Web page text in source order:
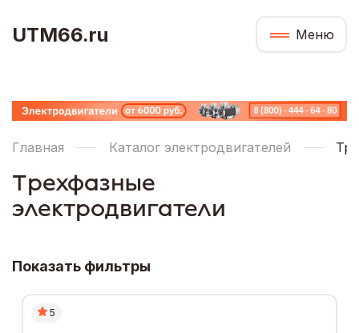
UTM66.ru Меню
Главная Каталог электродвигателей
Трехфазные
электродвигатели
Показать фильтры
5